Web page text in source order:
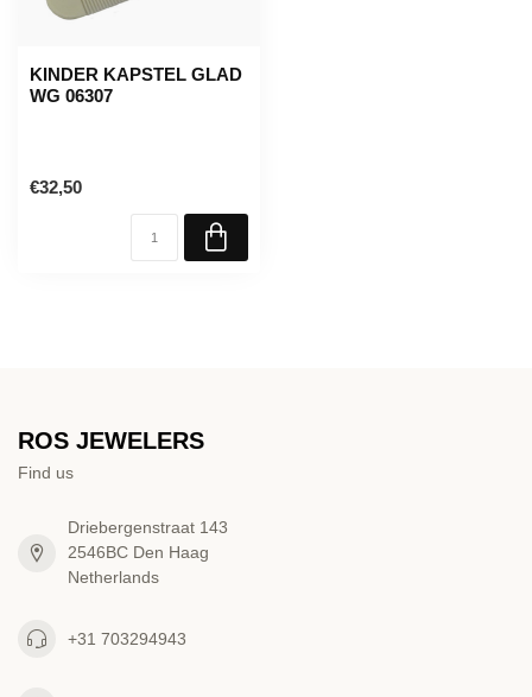
KINDER KAPSTEL GLAD
WG 06307
€32,50
ROS JEWELERS
Find us
Driebergenstraat 143
2546BC Den Haag
Netherlands
+31 703294943